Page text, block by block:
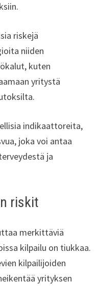
riskejä
niiden
kuten
yritystä
indikaattoreita,
joka voi antaa
ja
riskit
merkittäviä
kilpailu on tiukkaa.
kilpailijoiden
yrityksen